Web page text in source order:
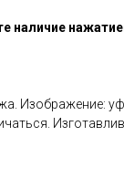
наличие
Изображение: